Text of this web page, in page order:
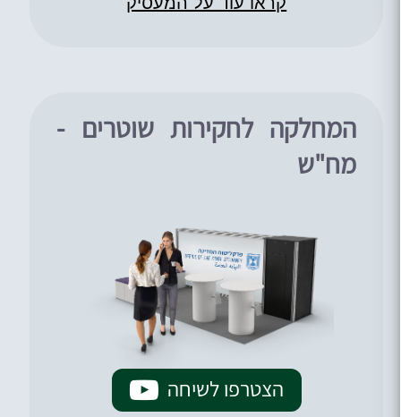
המחלקה לחקירות שוטרים -
מח"ש
הצטרפו לשיחה